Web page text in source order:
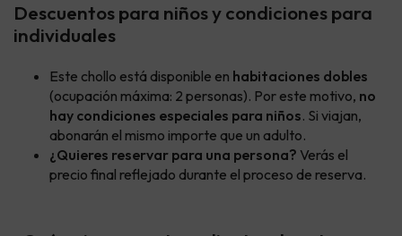
Descuentos para niños y condiciones para
individuales
Este chollo está disponible en habitaciones dobles
(ocupación máxima: 2 personas). Por este motivo, no
hay condiciones especiales para niños. Si viajan,
abonarán el mismo importe que un adulto.
¿Quieres reservar para una persona? Verás el
precio final reflejado durante el proceso de reserva.